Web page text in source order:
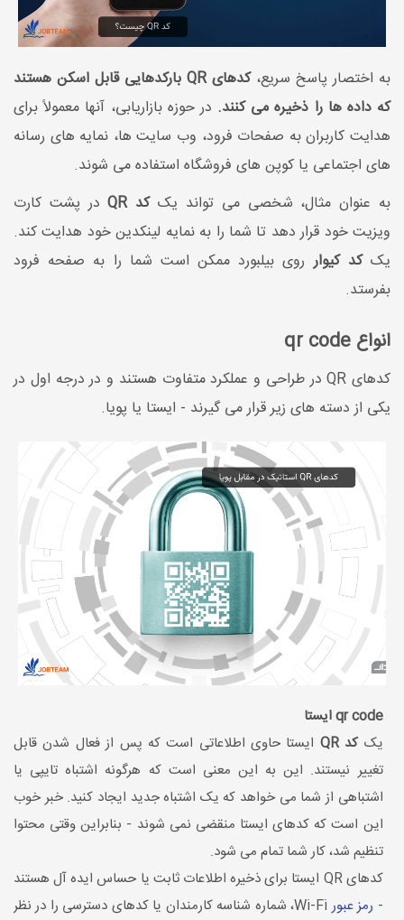
به اختصار پاسخ سریع،
کدهای QR بارکدهایی قابل اسکن هستند
که داده ها را ذخیره می کنند. در حوزه بازاریابی، آنها معمولاً برای
هدایت کاربران به صفحات فرود، وب سایت ها، نمایه های رسانه
های اجتماعی یا کوپن های فروشگاه استفاده می شوند.
به عنوان مثال، شخصی می تواند یککد QR
در پشت کارت
ویزیت خود قرار دهد تا شما را به نمایه لینکدین خود هدایت کند.
یککد کیوارروی بیلبورد ممکن است شما را به صفحه فرود
بفرستد.
انواع qr code
کدهای QR در طراحی و عملکرد متفاوت هستند و در درجه اول در
یکی از دسته های زیر قرار می گیرند - ایستا یا پویا.
qr code ایستا
یککد QR
ایستا حاوی اطلاعاتی است که پس از فعال شدن قابل
تغییر نیستند. این به این معنی است که هرگونه اشتباه تایپی یا
اشتباهی از شما می خواهد که یک اشتباه جدید ایجاد کنید. خبر خوب
این است که کدهای ایستا منقضی نمی شوند - بنابراین وقتی محتوا
تنظیم شد، کار شما تمام می شود.
کدهای QR ایستا برای ذخیره اطلاعات ثابت یا حساس ایده آل هستند
- رمز عبور Wi-Fi، شماره شناسه کارمندان یا کدهای دسترسی را در نظر